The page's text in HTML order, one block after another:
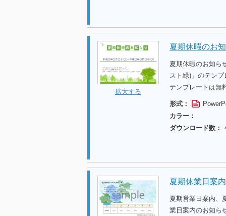
拡大する
夏期休暇のお
夏期休暇のお知ら
スト緑)」のテン
テンプレートは無
形式：
カラー：
ダウンロード数：
夏期休業日案
夏期営業日案内、
業日案内のお知ら